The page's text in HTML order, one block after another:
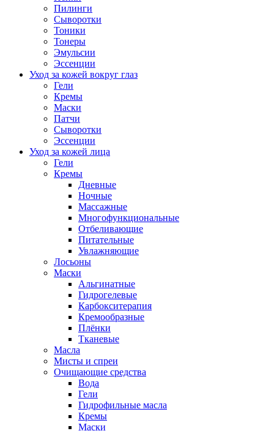
Пилинги
Сыворотки
Тоники
Тонеры
Эмульсии
Эссенции
Уход за кожей вокруг глаз
Гели
Кремы
Маски
Патчи
Сыворотки
Эссенции
Уход за кожей лица
Гели
Кремы
Дневные
Ночные
Массажные
Многофункциональные
Отбеливающие
Питательные
Увлажняющие
Лосьоны
Маски
Альгинатные
Гидрогелевые
Карбокситерапия
Кремообразные
Плёнки
Тканевые
Масла
Мисты и спреи
Очищающие средства
Вода
Гели
Гидрофильные масла
Кремы
Маски